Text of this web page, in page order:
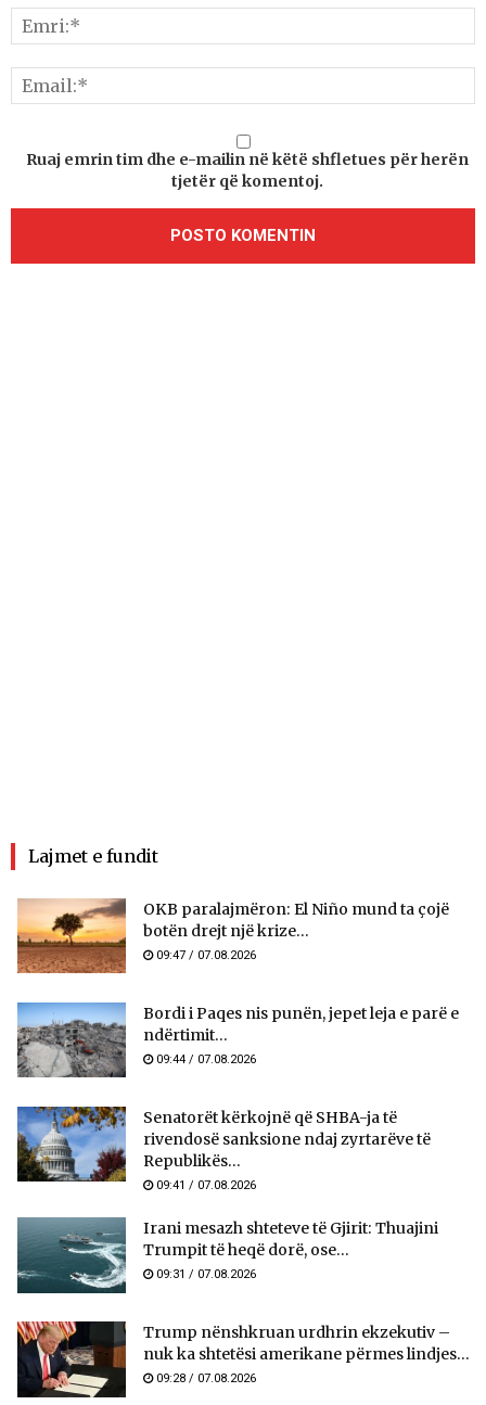
Ruaj emrin tim dhe e-mailin në këtë shfletues për herën
tjetër që komentoj.
Lajmet e fundit
OKB paralajmëron: El Niño mund ta çojë
botën drejt një krize...
09:47 / 07.08.2026
Bordi i Paqes nis punën, jepet leja e parë e
ndërtimit...
09:44 / 07.08.2026
Senatorët kërkojnë që SHBA-ja të
rivendosë sanksione ndaj zyrtarëve të
Republikës...
09:41 / 07.08.2026
Irani mesazh shteteve të Gjirit: Thuajini
Trumpit të heqë dorë, ose...
09:31 / 07.08.2026
Trump nënshkruan urdhrin ekzekutiv –
nuk ka shtetësi amerikane përmes lindjes...
09:28 / 07.08.2026